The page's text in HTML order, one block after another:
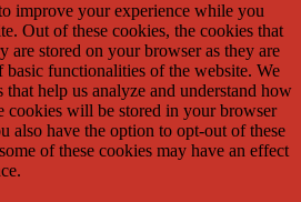
improve your experience while you
Out of these cookies, the cookies that
are stored on your browser as they are
functionalities of the website. We
help us analyze and understand how
cookies will be stored in your browser
also have the option to opt-out of these
of these cookies may have an effect